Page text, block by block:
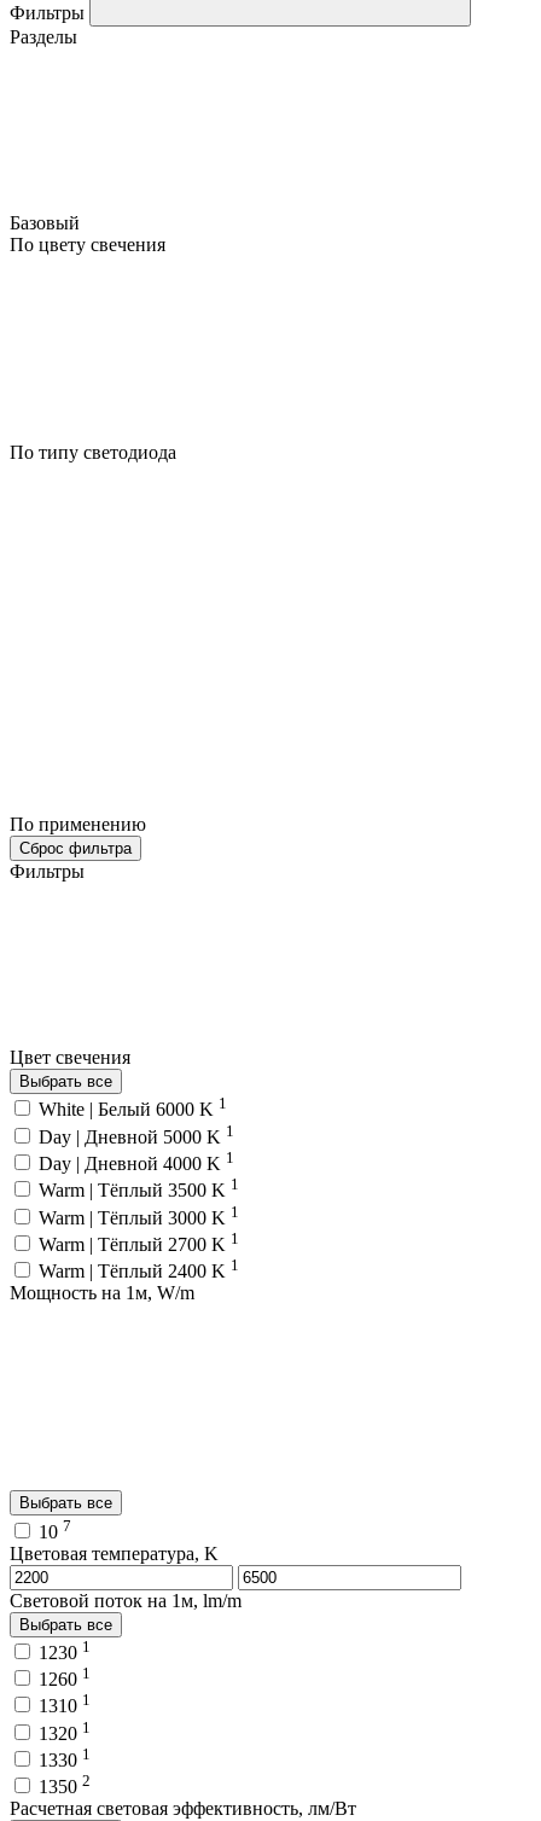
Фильтры
Разделы
Базовый
По цвету свечения
По типу светодиода
По применению
Сброс фильтра
Фильтры
Цвет свечения
Выбрать все
White | Белый 6000 K 1
Day | Дневной 5000 K 1
Day | Дневной 4000 K 1
Warm | Тёплый 3500 K 1
Warm | Тёплый 3000 K 1
Warm | Тёплый 2700 K 1
Warm | Тёплый 2400 K 1
Мощность на 1м, W/m
Выбрать все
10 7
Цветовая температура, K
Световой поток на 1м, lm/m
Выбрать все
1230 1
1260 1
1310 1
1320 1
1330 1
1350 2
Расчетная световая эффективность, лм/Вт